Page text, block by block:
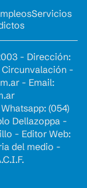
Servicios
- Dirección:
Circunvalación -
- Email:
Whatsapp: (054)
Dellazoppa -
- Editor Web:
del medio -